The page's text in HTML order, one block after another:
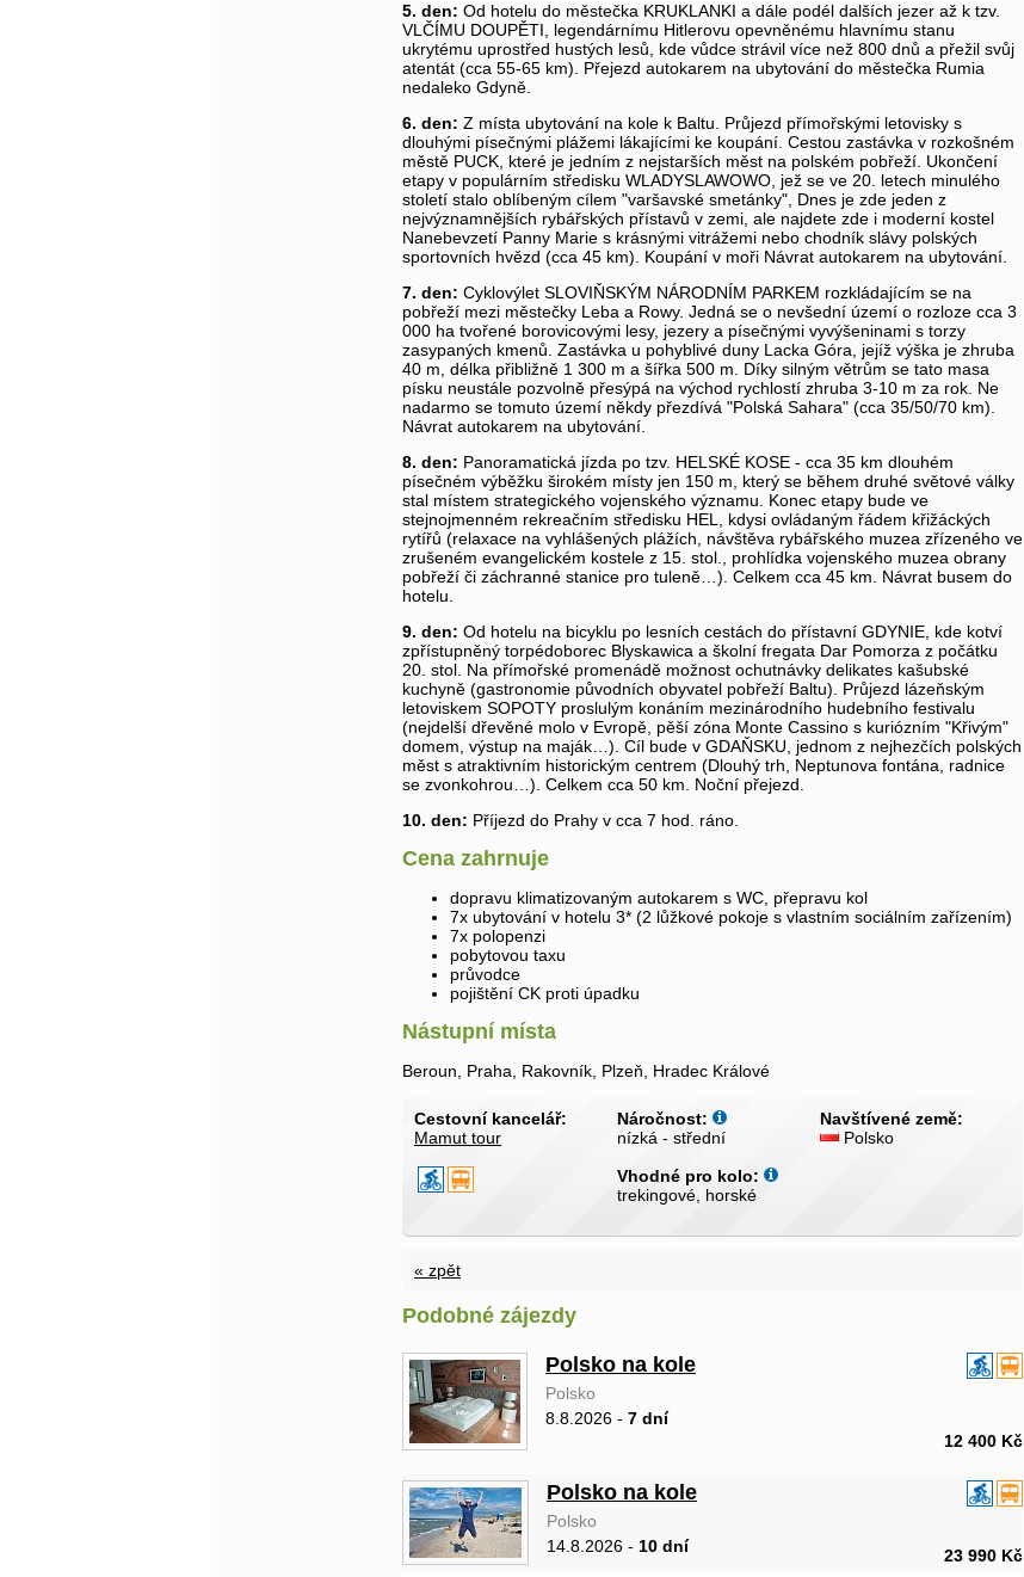
5. den: Od hotelu do městečka KRUKLANKI a dále podél dalších jezer až k tzv.
VLČÍMU DOUPĚTI, legendárnímu Hitlerovu opevněnému hlavnímu stanu
ukrytému uprostřed hustých lesů, kde vůdce strávil více než 800 dnů a přežil svůj
atentát (cca 55-65 km). Přejezd autokarem na ubytování do městečka Rumia
nedaleko Gdyně.
6. den: Z místa ubytování na kole k Baltu. Průjezd přímořskými letovisky s
dlouhými písečnými plážemi lákajícími ke koupání. Cestou zastávka v rozkošném
městě PUCK, které je jedním z nejstarších měst na polském pobřeží. Ukončení
etapy v populárním středisku WLADYSLAWOWO, jež se ve 20. letech minulého
století stalo oblíbeným cílem "varšavské smetánky", Dnes je zde jeden z
nejvýznamnějších rybářských přístavů v zemi, ale najdete zde i moderní kostel
Nanebevzetí Panny Marie s krásnými vitrážemi nebo chodník slávy polských
sportovních hvězd (cca 45 km). Koupání v moři Návrat autokarem na ubytování.
7. den: Cyklovýlet SLOVIŇSKÝM NÁRODNÍM PARKEM rozkládajícím se na
pobřeží mezi městečky Leba a Rowy. Jedná se o nevšední území o rozloze cca 3
000 ha tvořené borovicovými lesy, jezery a písečnými vyvýšeninami s torzy
zasypaných kmenů. Zastávka u pohyblivé duny Lacka Góra, jejíž výška je zhruba
40 m, délka přibližně 1 300 m a šířka 500 m. Díky silným větrům se tato masa
písku neustále pozvolně přesýpá na východ rychlostí zhruba 3-10 m za rok. Ne
nadarmo se tomuto území někdy přezdívá "Polská Sahara" (cca 35/50/70 km).
Návrat autokarem na ubytování.
8. den: Panoramatická jízda po tzv. HELSKÉ KOSE - cca 35 km dlouhém
písečném výběžku širokém místy jen 150 m, který se během druhé světové války
stal místem strategického vojenského významu. Konec etapy bude ve
stejnojmenném rekreačním středisku HEL, kdysi ovládaným řádem křižáckých
rytířů (relaxace na vyhlášených plážích, návštěva rybářského muzea zřízeného ve
zrušeném evangelickém kostele z 15. stol., prohlídka vojenského muzea obrany
pobřeží či záchranné stanice pro tuleně…). Celkem cca 45 km. Návrat busem do
hotelu.
9. den: Od hotelu na bicyklu po lesních cestách do přístavní GDYNIE, kde kotví
zpřístupněný torpédoborec Blyskawica a školní fregata Dar Pomorza z počátku
20. stol. Na přímořské promenádě možnost ochutnávky delikates kašubské
kuchyně (gastronomie původních obyvatel pobřeží Baltu). Průjezd lázeňským
letoviskem SOPOTY proslulým konáním mezinárodního hudebního festivalu
(nejdelší dřevěné molo v Evropě, pěší zóna Monte Cassino s kuriózním "Křivým"
domem, výstup na maják…). Cíl bude v GDAŇSKU, jednom z nejhezčích polských
měst s atraktivním historickým centrem (Dlouhý trh, Neptunova fontána, radnice
se zvonkohrou…). Celkem cca 50 km. Noční přejezd.
10. den: Příjezd do Prahy v cca 7 hod. ráno.
Cena zahrnuje
dopravu klimatizovaným autokarem s WC, přepravu kol
7x ubytování v hotelu 3* (2 lůžkové pokoje s vlastním sociálním zařízením)
7x polopenzi
pobytovou taxu
průvodce
pojištění CK proti úpadku
Nástupní místa
Beroun, Praha, Rakovník, Plzeň, Hradec Králové
Cestovní kancelář:
Mamut tour
Náročnost:
nízká - střední
Vhodné pro kolo:
trekingové, horské
Navštívené země:
Polsko
« zpět
Podobné zájezdy
Polsko na kole
Polsko
8.8.2026 - 7 dní
12 400 Kč
Polsko na kole
Polsko
14.8.2026 - 10 dní 23 990 Kč